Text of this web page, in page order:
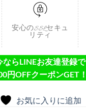
安心のSSLセキュ
リティ
ならLINEお友達登録で
円OFFクーポンGET！
お気に入りに追加